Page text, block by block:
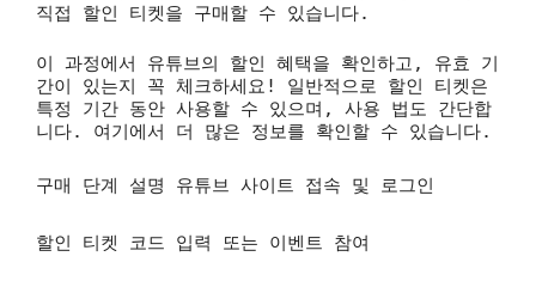
직접 할인 티켓을 구매할 수 있습니다.
이 과정에서 유튜브의 할인 혜택을 확인하고, 유효 기
간이 있는지 꼭 체크하세요! 일반적으로 할인 티켓은
특정 기간 동안 사용할 수 있으며, 사용 법도 간단합
니다. 여기에서 더 많은 정보를 확인할 수 있습니다.
구매 단계 설명 유튜브 사이트 접속 및 로그인
할인 티켓 코드 입력 또는 이벤트 참여